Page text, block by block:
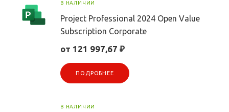
В НАЛИЧИИ
Project Professional 2024 Open Value
Subscription Corporate
от 121 997,67 ₽
ПОДРОБНЕЕ
В НАЛИЧИИ